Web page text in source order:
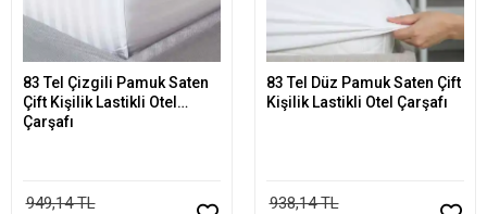
Sepete Ekle
83 Tel Çizgili Pamuk Saten
Çift Kişilik Lastikli Otel
Çarşafı
949,14 TL
Sepete Ekle
83 Tel Düz Pamuk Saten Çift
Kişilik Lastikli Otel Çarşafı
938,14 TL